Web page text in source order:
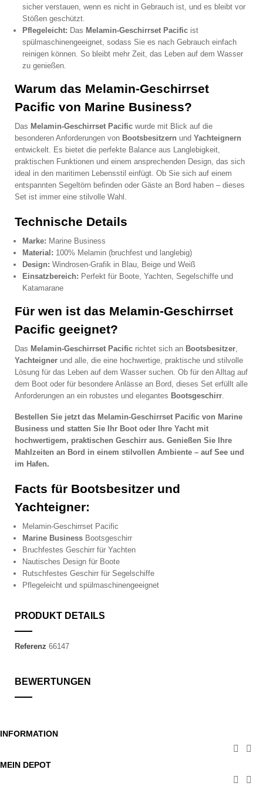
sicher verstauen, wenn es nicht in Gebrauch ist, und es bleibt vor
Stößen geschützt.
Pflegeleicht: Das Melamin-Geschirrset Pacific ist
spülmaschinengeeignet, sodass Sie es nach Gebrauch einfach
reinigen können. So bleibt mehr Zeit, das Leben auf dem Wasser
zu genießen.
Warum das Melamin-Geschirrset
Pacific von Marine Business?
Das Melamin-Geschirrset Pacific wurde mit Blick auf die
besonderen Anforderungen von Bootsbesitzern und Yachteignern
entwickelt. Es bietet die perfekte Balance aus Langlebigkeit,
praktischen Funktionen und einem ansprechenden Design, das sich
ideal in den maritimen Lebensstil einfügt. Ob Sie sich auf einem
entspannten Segeltörn befinden oder Gäste an Bord haben – dieses
Set ist immer eine stilvolle Wahl.
Technische Details
Marke: Marine Business
Material: 100% Melamin (bruchfest und langlebig)
Design: Windrosen-Grafik in Blau, Beige und Weiß
Einsatzbereich: Perfekt für Boote, Yachten, Segelschiffe und
Katamarane
Für wen ist das Melamin-Geschirrset
Pacific geeignet?
Das Melamin-Geschirrset Pacific richtet sich an Bootsbesitzer
Yachteigner und alle, die eine hochwertige, praktische und stilvolle
Lösung für das Leben auf dem Wasser suchen. Ob für den Alltag auf
dem Boot oder für besondere Anlässe an Bord, dieses Set erfüllt alle
Anforderungen an ein robustes und elegantes Bootsgeschirr
Bestellen Sie jetzt das Melamin-Geschirrset Pacific von Marine
Business und statten Sie Ihr Boot oder Ihre Yacht mit
hochwertigem, praktischen Geschirr aus. Genießen Sie Ihre
Mahlzeiten an Bord in einem stilvollen Ambiente – auf See und
im Hafen.
Facts für Bootsbesitzer und
Yachteigner:
Melamin-Geschirrset Pacific
Marine Business Bootsgeschirr
Bruchfestes Geschirr für Yachten
Nautisches Design für Boote
Rutschfestes Geschirr für Segelschiffe
Pflegeleicht und spülmaschinengeeignet
PRODUKT DETAILS
Referenz 66147
BEWERTUNGEN
INFORMATION
 
MEIN DEPOT
 